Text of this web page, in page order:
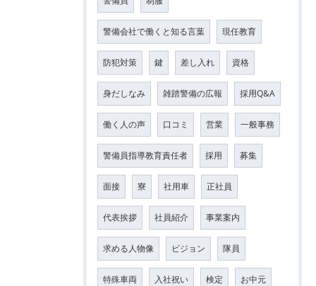
警備会社で働くと知る言葉 現任教育
防犯対策 鍵 差し入れ 資格
身だしなみ 雑踏警備の広報 採用Q&A
働く人の声 口コミ 営業 一般事務
警備員指導教育責任者 採用 募集
面接 寮 社用車 正社員
代表挨拶 社員紹介 事業案内
求める人物像 ビジョン 隊員
特殊車両 入社祝い 検定 お中元